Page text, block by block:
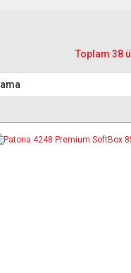
Toplam 38